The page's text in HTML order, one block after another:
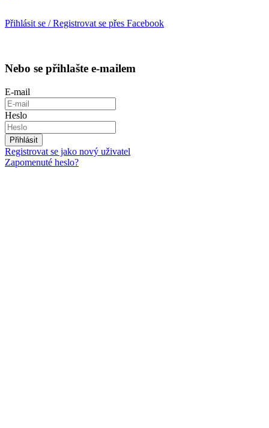
Přihlásit se / Registrovat se přes Facebook
Nebo se přihlašte e-mailem
E-mail
Heslo
Přihlásit
Registrovat se jako nový uživatel
Zapomenuté heslo?